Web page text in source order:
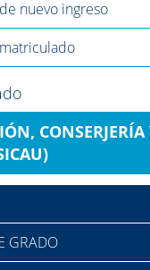
nuevo ingreso
CONSERJERÍA
GRADO